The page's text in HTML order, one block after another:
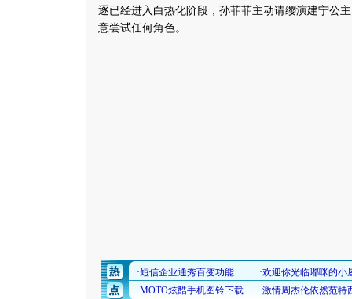
逐已经进入白热化阶段，孙菲菲主动请缨演建宁公
意尝试任何角色。